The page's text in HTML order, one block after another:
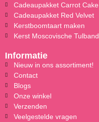
Cadeaupakket Carrot Cake
Cadeaupakket Red Velvet
Kerstboomtaart maken
Kerst Moscovische Tulband
Informatie
Nieuw in ons assortiment!
Contact
Blogs
Onze winkel
Verzenden
Veelgestelde vragen